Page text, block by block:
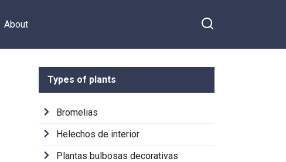
About
Types of plants
Bromelias
Helechos de interior
Plantas bulbosas decorativas